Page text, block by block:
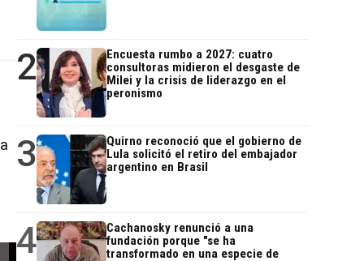
2
Encuesta rumbo a 2027: cuatro
consultoras midieron el desgaste de
Milei y la crisis de liderazgo en el
peronismo
3
Quirno reconoció que el gobierno de
Lula solicitó el retiro del embajador
argentino en Brasil
4
Cachanosky renunció a una
fundación porque "se ha
transformado en una especie de